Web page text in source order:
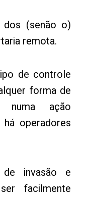
(senão o)
remota.
de controle
forma de
numa ação
operadores
invasão e
facilmente